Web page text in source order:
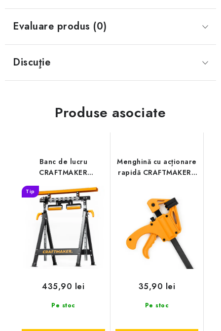
Evaluare produs (0)
Discuţie
Produse asociate
Banc de lucru
CRAFTMAKER
Multihorse 4 în 1
Tip
Pe stoc
435,90 lei
Menghină cu acționare
rapidă CRAFTMAKER -
Pe stoc
35,90 lei